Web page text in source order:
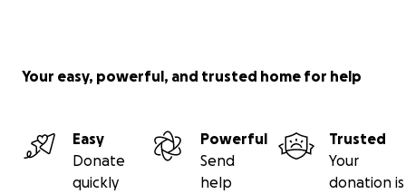
Your easy, powerful, and trusted home for help
Easy
Donate
quickly
Powerful
Send
help
Trusted
Your
donation is